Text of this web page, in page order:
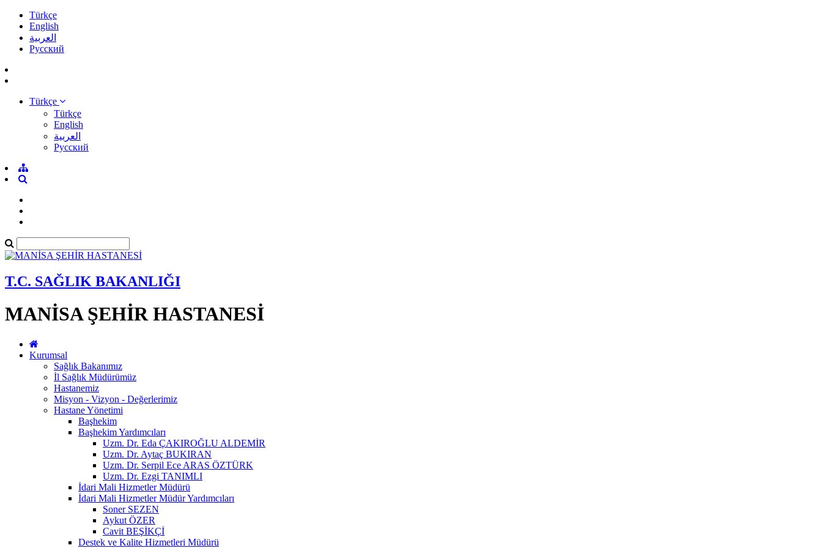
Türkçe
English
العربية
Pусский
Türkçe
Türkçe
English
العربية
Pусский
T.C. SAĞLIK BAKANLIĞI
MANİSA ŞEHİR HASTANESİ
Kurumsal
Sağlık Bakanımız
İl Sağlık Müdürümüz
Hastanemiz
Misyon - Vizyon - Değerlerimiz
Hastane Yönetimi
Başhekim
Başhekim Yardımcıları
Uzm. Dr. Eda ÇAKIROĞLU ALDEMİR
Uzm. Dr. Aytaç BUKIRAN
Uzm. Dr. Serpil Ece ARAS ÖZTÜRK
Uzm. Dr. Ezgi TANIMLI
İdari Mali Hizmetler Müdürü
İdari Mali Hizmetler Müdür Yardımcıları
Soner SEZEN
Aykut ÖZER
Cavit BEŞİKÇİ
Destek ve Kalite Hizmetleri Müdürü